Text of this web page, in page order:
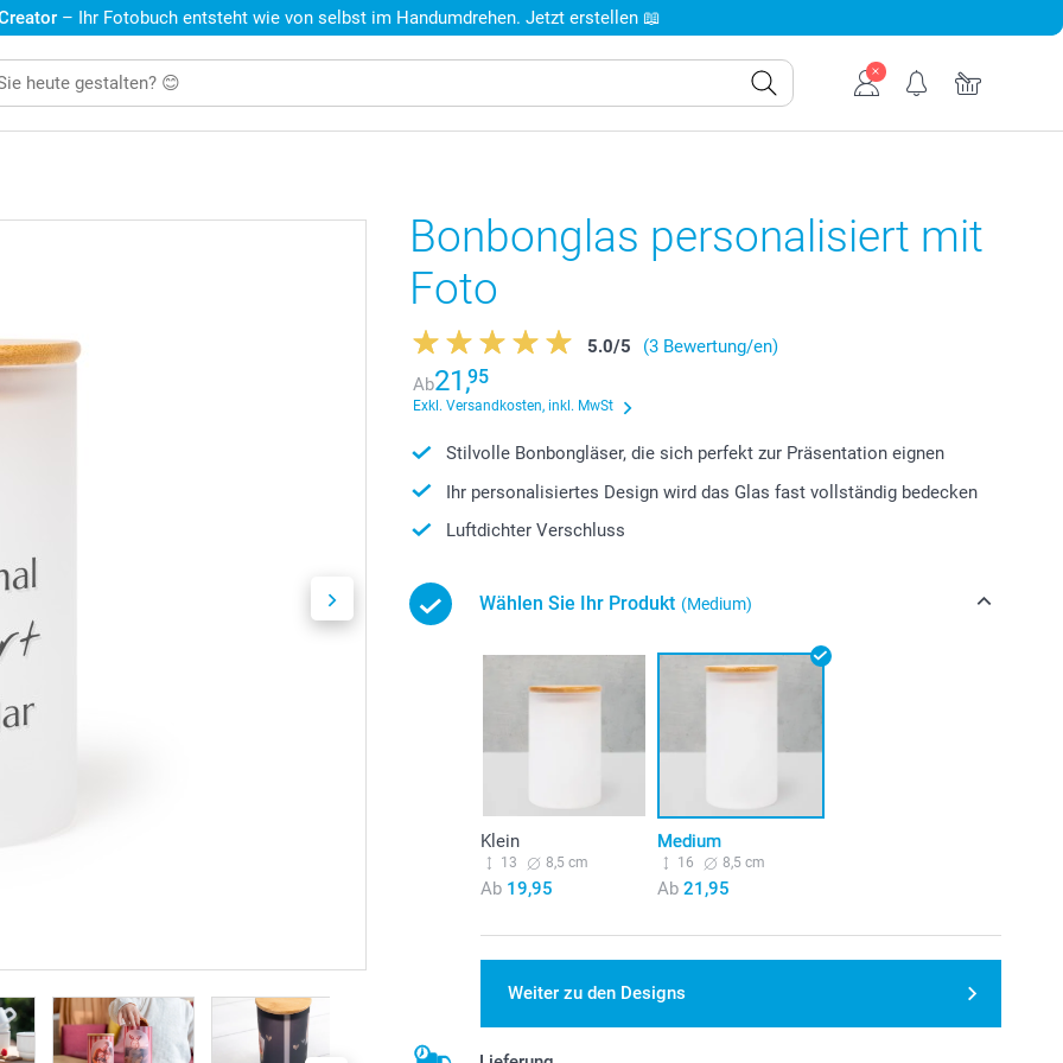
– Ihr Fotobuch entsteht wie von selbst im Handumdrehen. Jetzt erstellen 📖
Bonbonglas personalisiert mit
Foto
5.0/5
(3 Bewertung/en)
Ab21,95
Exkl. Versandkosten, inkl. MwSt
Stilvolle Bonbongläser, die sich perfekt zur Präsentation eignen
Ihr personalisiertes Design wird das Glas fast vollständig bedecken
Luftdichter Verschluss
Wählen Sie Ihr Produkt (Medium)
Klein
13 8,5 cm
Ab 19,95
Medium
16 8,5 cm
Ab 21,95
Weiter zu den Designs